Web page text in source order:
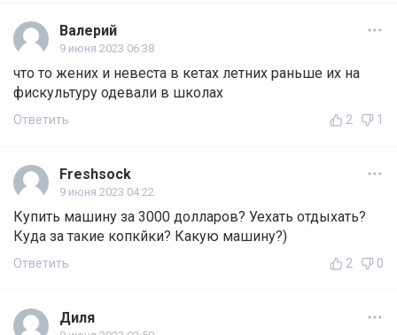
Валерий
9 июня 2023 06:38
что то жених и невеста в кетах летних раньше их на
фискультуру одевали в школах
Ответить 2 1
Freshsock
9 июня 2023 04:22
Купить машину за 3000 долларов? Уехать отдыхать?
Куда за такие копкйки? Какую машину?)
Ответить 2 0
Диля